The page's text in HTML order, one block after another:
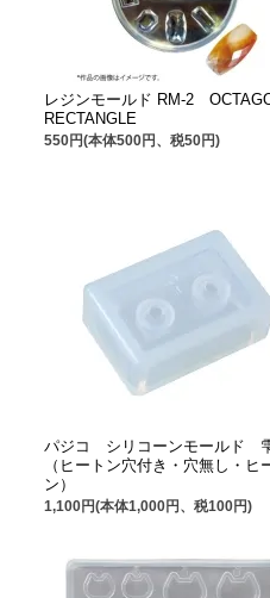
レジンモールド RM-2
RECTANGLE
550円(本体500円、税50円)
パジコ シリコーンモールド
（ヒートン穴付き・穴無し・ヒ
ン）
1,100円(本体1,000円、税100円)